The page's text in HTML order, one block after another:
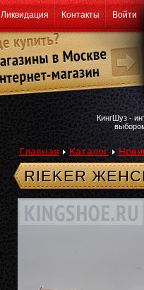
Ликвидация Контакты Войти
КингШуз -
Главная Каталог
RIEKER